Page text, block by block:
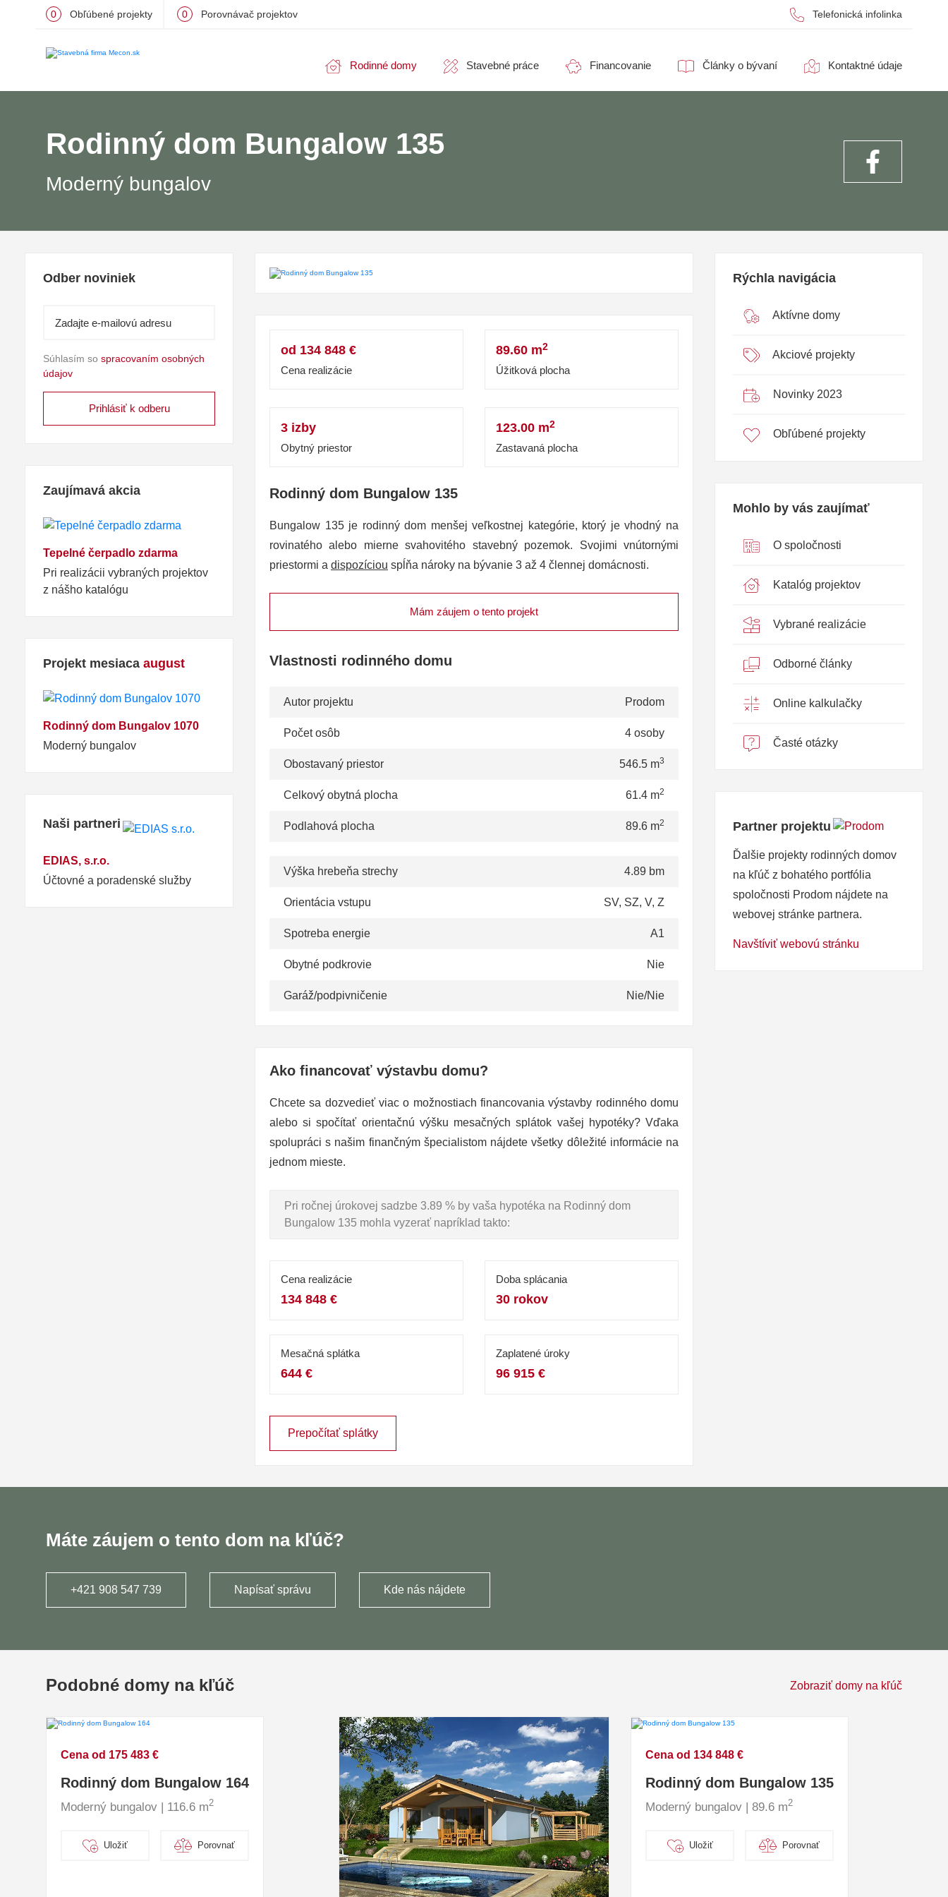
0 Obľúbené projekty 0 Porovnávač projektov Telefonická infolinka
Rodinné domy Stavebné práce Financovanie Články o bývaní Kontaktné údaje
Rodinný dom Bungalow 135
Moderný bungalov
Odber noviniek
Súhlasím so spracovaním osobných
údajov
Zaujímavá akcia
Tepelné čerpadlo zdarma
Pri realizácii vybraných projektov
z nášho katalógu
Projekt mesiaca august
Rodinný dom Bungalov 1070
Moderný bungalov
Naši partneri
EDIAS, s.r.o.
Účtovné a poradenské služby
od 134 848 €
Cena realizácie
89.60 m2
Úžitková plocha
3 izby
Obytný priestor
123.00 m2
Zastavaná plocha
Rodinný dom Bungalow 135
Bungalow 135 je rodinný dom menšej veľkostnej kategórie, ktorý je vhodný na
rovinatého alebo mierne svahovitého stavebný pozemok. Svojimi vnútornými
priestormi a dispozíciou spĺňa nároky na bývanie 3 až 4 člennej domácnosti.
Mám záujem o tento projekt
Vlastnosti rodinného domu
Autor projektu Prodom
Počet osôb 4 osoby
Obostavaný priestor 546.5 m3
Celkový obytná plocha 61.4 m2
Podlahová plocha 89.6 m2
Výška hrebeňa strechy 4.89 bm
Orientácia vstupu SV, SZ, V, Z
Spotreba energie A1
Obytné podkrovie Nie
Garáž/podpivničenie Nie/Nie
Ako financovať výstavbu domu?
Chcete sa dozvedieť viac o možnostiach financovania výstavby rodinného domu
alebo si spočítať orientačnú výšku mesačných splátok vašej hypotéky? Vďaka
spolupráci s našim finančným špecialistom nájdete všetky dôležité informácie na
jednom mieste.
Pri ročnej úrokovej sadzbe 3.89 % by vaša hypotéka na Rodinný dom
Bungalow 135 mohla vyzerať napríklad takto:
Cena realizácie
134 848 €
Doba splácania
30 rokov
Mesačná splátka
644 €
Zaplatené úroky
96 915 €
Prepočítať splátky
Rýchla navigácia
Aktívne domy
Akciové projekty
Novinky 2023
Obľúbené projekty
Mohlo by vás zaujímať
O spoločnosti
Katalóg projektov
Vybrané realizácie
Odborné články
Online kalkulačky
Časté otázky
Partner projektu
Ďalšie projekty rodinných domov
na kľúč z bohatého portfólia
spoločnosti Prodom nájdete na
webovej stránke partnera.
Navštíviť webovú stránku
Máte záujem o tento dom na kľúč?
+421 908 547 739 Napísať správu Kde nás nájdete
Podobné domy na kľúč Zobraziť domy na kľúč
Cena od 175 483 €
Rodinný dom Bungalow 164
Moderný bungalov | 116.6 m2
Uložiť Porovnať
Cena od 134 848 €
Rodinný dom Bungalow 135
Moderný bungalov | 89.6 m2
Uložiť Porovnať